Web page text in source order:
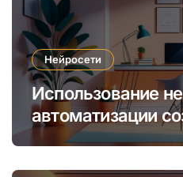
Нейросети
Использование
автоматизации
уникальных